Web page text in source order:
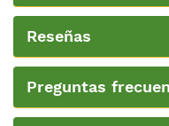
Reseñas
Preguntas